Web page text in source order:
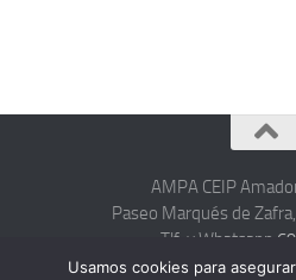
AMPA CEIP
Paseo Marqués de
Tlf. y Whatsapp
Usamos cookies para